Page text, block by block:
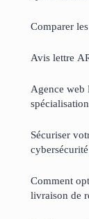
Comparer
Avis lettre
Agence web
Sécuriser
cybersécurité
Comment
livraison de